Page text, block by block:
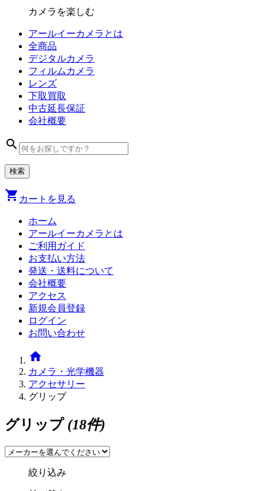
カメラを楽しむ
アールイーカメラとは
全商品
デジタルカメラ
フィルム カメラ
レンズ
下取買取
中古延長保証
会社概要
search
shopping_cart カートを見る
ホーム
アールイーカメラとは
ご利用ガイド
お支払い方法
発送・送料について
会社概要
アクセス
新規会員登録
ログイン
お問い合わせ
home
カメラ・光学機器
アクセサリー
グリップ
グリップ(18件)
絞り込み